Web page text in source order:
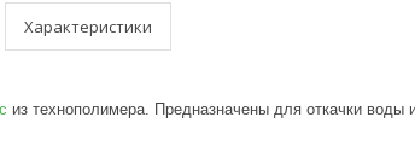
Характеристики
из технополимера. Предназначены для откачки